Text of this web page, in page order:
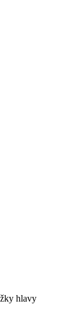
hlavy